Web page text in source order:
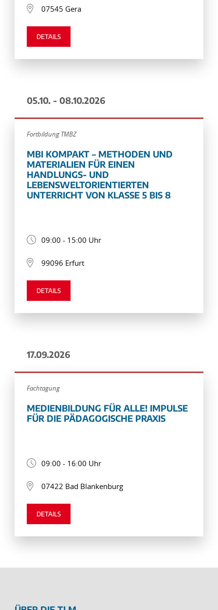
07545 Gera
DETAILS
05.10. - 08.10.2026
Fortbildung TMBZ
MBI KOMPAKT – METHODEN UND
MATERIALIEN FÜR EINEN
HANDLUNGS- UND
LEBENSWELTORIENTIERTEN
UNTERRICHT VON KLASSE 5 BIS 8
09:00 - 15:00 Uhr
99096 Erfurt
DETAILS
17.09.2026
Fachtagung
MEDIENBILDUNG FÜR ALLE! IMPULSE
FÜR DIE PÄDAGOGISCHE PRAXIS
09:00 - 16:00 Uhr
07422 Bad Blankenburg
DETAILS